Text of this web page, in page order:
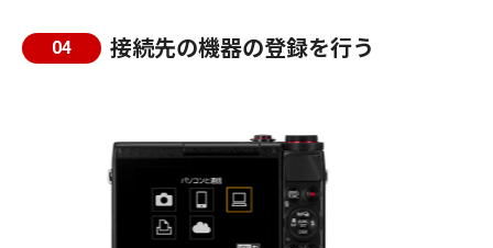
04 接続先の機器の登録を行う